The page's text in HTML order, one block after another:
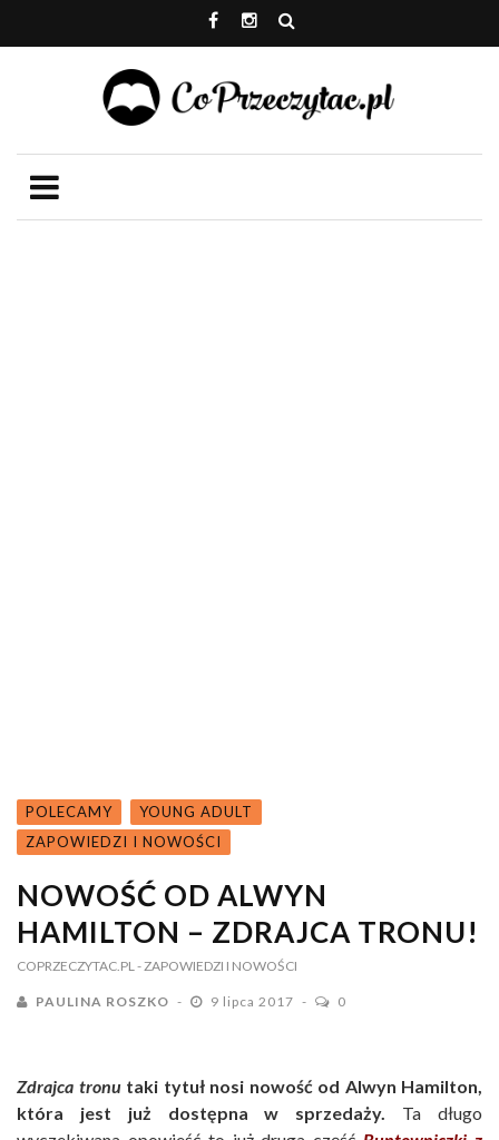
POLECAMY
YOUNG ADULT
ZAPOWIEDZI I NOWOŚCI
NOWOŚĆ OD ALWYN
HAMILTON – ZDRAJCA TRONU!
COPRZECZYTAC.PL - ZAPOWIEDZI I NOWOŚCI
PAULINA ROSZKO 9 lipca 2017 0
Zdrajca tronutaki tytuł nosi nowość od Alwyn Hamilton,
która jest już dostępna w sprzedaży. Ta długo